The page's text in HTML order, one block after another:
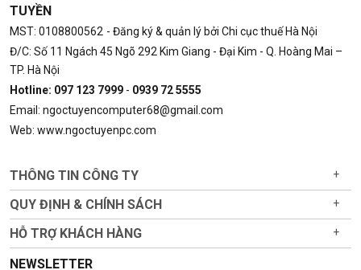
TUYỀN
MST: 0108800562 - Đăng ký & quản lý bởi Chi cục thuế Hà Nội
Đ/C: Số 11 Ngách 45 Ngõ 292 Kim Giang - Đại Kim - Q. Hoàng Mai –
TP. Hà Nội
Hotline: 097 123 7999 - 0939 72 5555
Email: ngoctuyencomputer68@gmail.com
Web: www.ngoctuyenpc.com
THÔNG TIN CÔNG TY +
QUY ĐỊNH & CHÍNH SÁCH +
HỖ TRỢ KHÁCH HÀNG +
NEWSLETTER